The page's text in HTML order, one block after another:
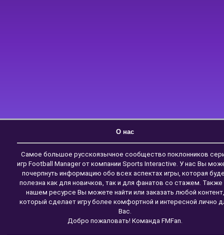
О нас
Самое большое русскоязычное сообщество поклонников
игр Football Manager от компании Sports Interactive. У нас Вы
почерпнуть информацию обо всех аспектах игры, которая
полезна как для новичков, так и для фанатов со стажем. Также
нашем ресурсе Вы можете найти или заказать любой контент,
который сделает игру более комфортной и интересной лично
Вас.
Добро пожаловать! Команда FMFan.